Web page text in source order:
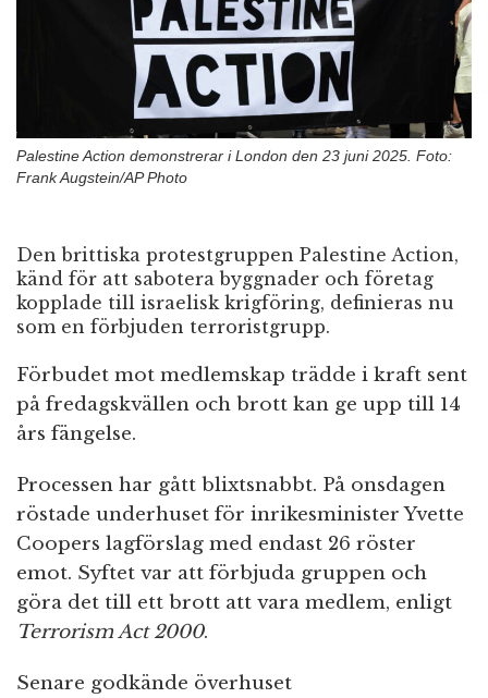
Palestine Action demonstrerar i London den 23 juni 2025. Foto:
Frank Augstein/AP Photo
Den brittiska protestgruppen Palestine Action,
känd för att sabotera byggnader och företag
kopplade till israelisk krigföring, definieras nu
som en förbjuden terroristgrupp.
Förbudet mot medlemskap trädde i kraft sent
på fredagskvällen och brott kan ge upp till 14
års fängelse.
Processen har gått blixtsnabbt. På onsdagen
röstade underhuset för inrikesminister Yvette
Coopers lagförslag med endast 26 röster
emot. Syftet var att förbjuda gruppen och
göra det till ett brott att vara medlem, enligt
Terrorism Act 2000.
Senare godkände överhuset